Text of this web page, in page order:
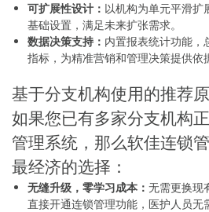
可扩展性设计： 以机构为单元平滑扩
基础设置，满足未来扩张需求。
数据决策支持： 内置报表统计功能，
指标，为精准营销和管理决策提供依
基于分支机构使用的推荐
如果您已有多家分支机构
管理系统，那么软佳连锁
最经济的选择：
无缝升级，零学习成本： 无需更换现
直接开通连锁管理功能，医护人员无